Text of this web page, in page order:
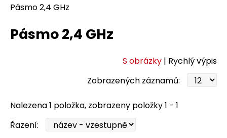
Pásmo 2,4 GHz
Pásmo 2,4 GHz
S obrázky | Rychlý výpis
Zobrazených záznamů:
Nalezena 1 položka, zobrazeny položky 1 - 1
Řazení: